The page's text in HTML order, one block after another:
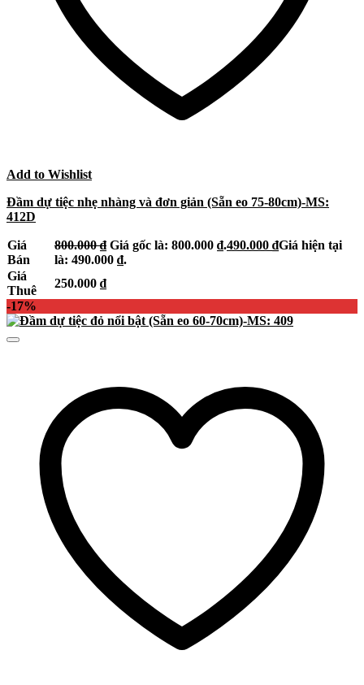
Add to Wishlist
Đầm dự tiệc nhẹ nhàng và đơn giản (Sẵn eo 75-80cm)-MS:
412D
Giá
Bán
800.000₫ Giá gốc là: 800.000 ₫.490.000 ₫Giá hiện tại
là: 490.000 ₫.
Giá
Thuê
250.000 ₫
-17%